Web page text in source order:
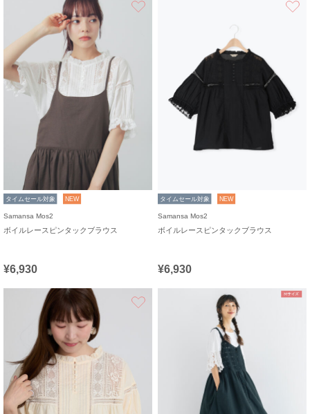
タイムセール対象 NEW
Samansa Mos2
ボイルレースピンタックブラウス
¥6,930
タイムセール対象 NEW
Samansa Mos2
ボイルレースピンタックブラウス
¥6,930